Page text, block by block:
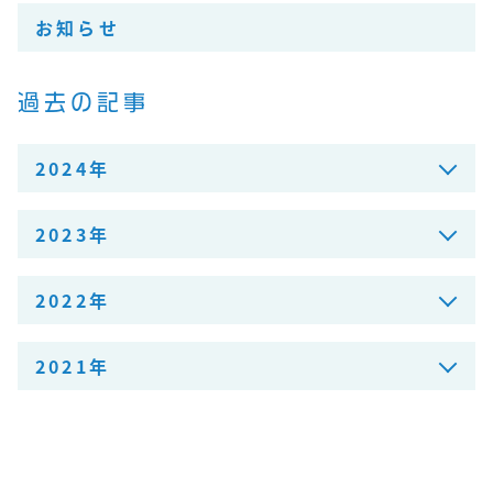
お知らせ
過去の記事
2024年
2023年
2022年
2021年